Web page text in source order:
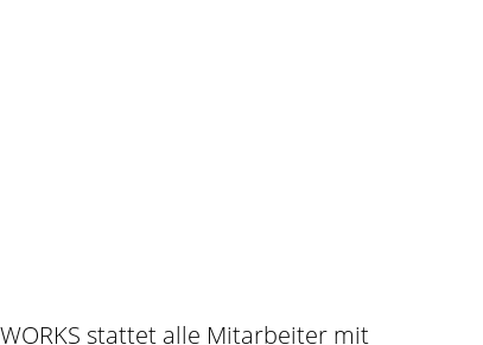
stattet alle Mitarbeiter mit